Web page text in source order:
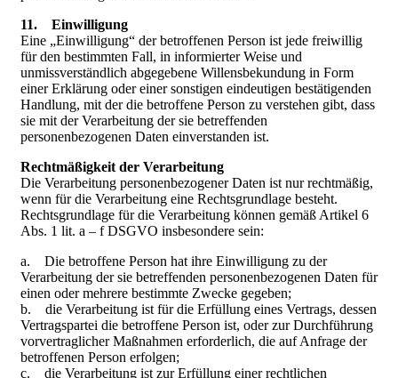
11. Einwilligung
Eine „Einwilligung“ der betroffenen Person ist jede freiwillig
für den bestimmten Fall, in informierter Weise und
unmissverständlich abgegebene Willensbekundung in Form
einer Erklärung oder einer sonstigen eindeutigen bestätigenden
Handlung, mit der die betroffene Person zu verstehen gibt, dass
sie mit der Verarbeitung der sie betreffenden
personenbezogenen Daten einverstanden ist.
Rechtmäßigkeit der Verarbeitung
Die Verarbeitung personenbezogener Daten ist nur rechtmäßig,
wenn für die Verarbeitung eine Rechtsgrundlage besteht.
Rechtsgrundlage für die Verarbeitung können gemäß Artikel 6
Abs. 1 lit. a – f DSGVO insbesondere sein:
a. Die betroffene Person hat ihre Einwilligung zu der
Verarbeitung der sie betreffenden personenbezogenen Daten für
einen oder mehrere bestimmte Zwecke gegeben;
b. die Verarbeitung ist für die Erfüllung eines Vertrags, dessen
Vertragspartei die betroffene Person ist, oder zur Durchführung
vorvertraglicher Maßnahmen erforderlich, die auf Anfrage der
betroffenen Person erfolgen;
c. die Verarbeitung ist zur Erfüllung einer rechtlichen